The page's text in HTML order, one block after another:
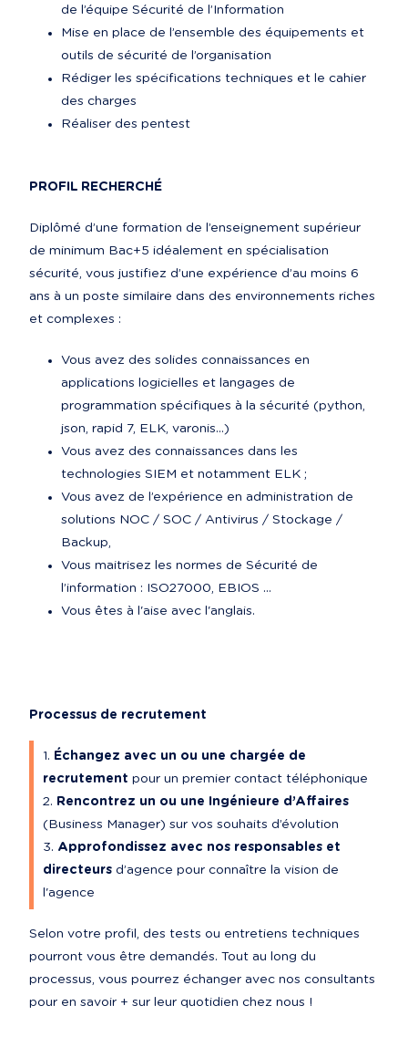
de l’équipe Sécurité de l’Information
Mise en place de l’ensemble des équipements et
outils de sécurité de l’organisation
Rédiger les spécifications techniques et le cahier
des charges
Réaliser des pentest
PROFIL RECHERCHÉ
Diplômé d’une formation de l’enseignement supérieur
de minimum Bac+5 idéalement en spécialisation
sécurité, vous justifiez d’une expérience d’au moins 6
ans à un poste similaire dans des environnements riches
et complexes :
Vous avez des solides connaissances en
applications logicielles et langages de
programmation spécifiques à la sécurité (python,
json, rapid 7, ELK, varonis…)
Vous avez des connaissances dans les
technologies SIEM et notamment ELK ;
Vous avez de l’expérience en administration de
solutions NOC / SOC / Antivirus / Stockage /
Backup,
Vous maitrisez les normes de Sécurité de
l’information : ISO27000, EBIOS …
Vous êtes à l'aise avec l'anglais.
Processus de recrutement
Échangez avec un ou une chargée de
recrutement pour un premier contact téléphonique
Rencontrez un ou une Ingénieure d’Affaires
(Business Manager) sur vos souhaits d’évolution
Approfondissez avec nos responsables et
directeurs d’agence pour connaître la vision de
l'agence
Selon votre profil, des tests ou entretiens techniques
pourront vous être demandés. Tout au long du
processus, vous pourrez échanger avec nos consultants
pour en savoir + sur leur quotidien chez nous !